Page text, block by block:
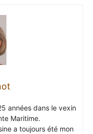
années dans le vexin
Maritime.
a toujours été mon